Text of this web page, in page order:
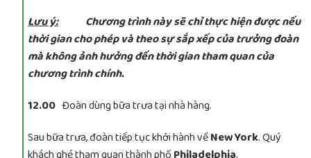
Lưu ý:
Chương trình này sẽ chỉ thực hiện được nếu
thời gian cho phép và theo sự sắp xếp của trưởng đoàn
mà không ảnh hưởng đến thời gian tham quan của
chương trình chính.
12.00 Đoàn dùng bữa trưa tại nhà hàng.
Sau bữa trưa, đoàn tiếp tục khởi hành vềNew York. Quý